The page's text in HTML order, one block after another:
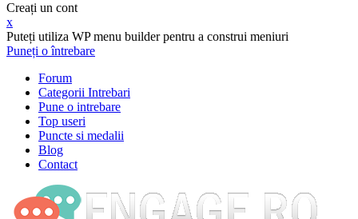
Creați un cont
x
Puteți utiliza WP menu builder pentru a construi meniuri
Puneți o întrebare
Forum
Categorii Intrebari
Pune o intrebare
Top useri
Puncte si medalii
Blog
Contact